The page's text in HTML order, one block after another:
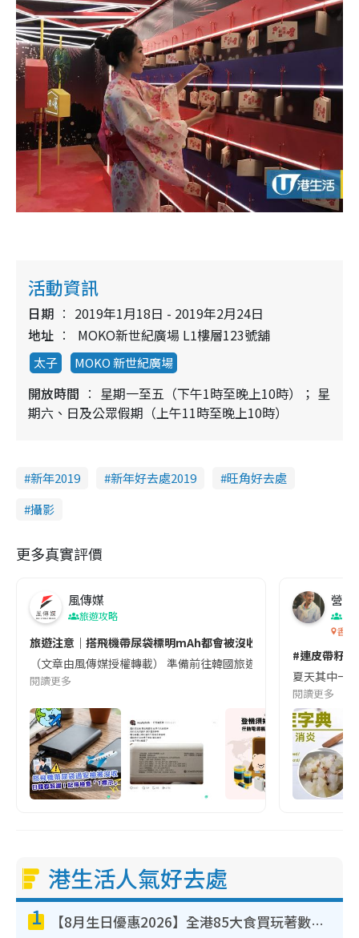
活動資訊
日期
2019年1月18日 - 2019年2月24日
地址
MOKO新世紀廣場 L1樓層123號舖
太子 MOKO 新世紀廣場
開放時間
星期一至五（下午1時至晚上10時）； 星
期六、日及公眾假期（上午11時至晚上10時）
新年2019 新年好去處2019
旺角好去處
攝影
更多真實評價
風傳媒
旅遊攻略
旅遊注意｜搭飛機帶尿袋標明mAh都會被沒收😱出發前切記檢查
（文章由風傳媒授權轉載） 準備前往韓國旅遊的民眾，近期要
閱讀更多
營養
香港
#連皮帶籽
夏天其中一
閱讀更多
港生活人氣好去處
1 【8月生日優惠2026】全港85大食買玩著數攻略 自助餐/火鍋放題同行免費＋誠品/DONKI送現金券